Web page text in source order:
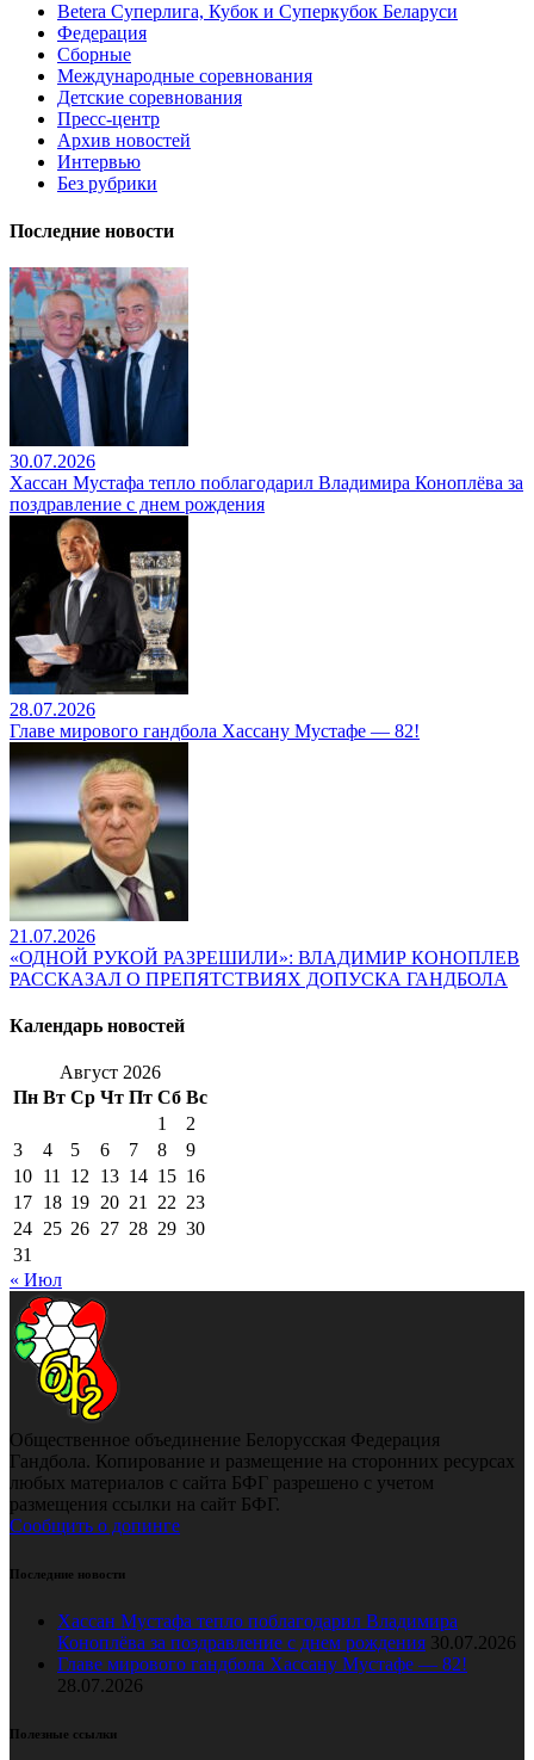
Betera Суперлига, Кубок и Суперкубок Беларуси
Федерация
Сборные
Международные соревнования
Детские соревнования
Пресс-центр
Архив новостей
Интервью
Без рубрики
Последние новости
30.07.2026
Хассан Мустафа тепло поблагодарил Владимира Коноплёва за
поздравление с днем рождения
28.07.2026
Главе мирового гандбола Хассану Мустафе — 82!
21.07.2026
«ОДНОЙ РУКОЙ РАЗРЕШИЛИ»: ВЛАДИМИР КОНОПЛЕВ
РАССКАЗАЛ О ПРЕПЯТСТВИЯХ ДОПУСКА ГАНДБОЛА
Календарь новостей
Август 2026
Пн Вт Ср Чт Пт Сб Вс
1
2
3
4 5 6 7 8
9
10 11 12 13 14 15 16
17 18 19 20 21 22 23
24 25 26 27 28 29 30
31
« Июл
Общественное объединение Белорусская Федерация
Гандбола. Копирование и размещение на сторонних ресурсах
любых материалов с сайта БФГ разрешено с учетом
размещения ссылки на сайт БФГ.
Сообщить о допинге
Последние новости
Хассан Мустафа тепло поблагодарил Владимира
Коноплёва за поздравление с днем рождения 30.07.2026
Главе мирового гандбола Хассану Мустафе — 82!
28.07.2026
Полезные ссылки